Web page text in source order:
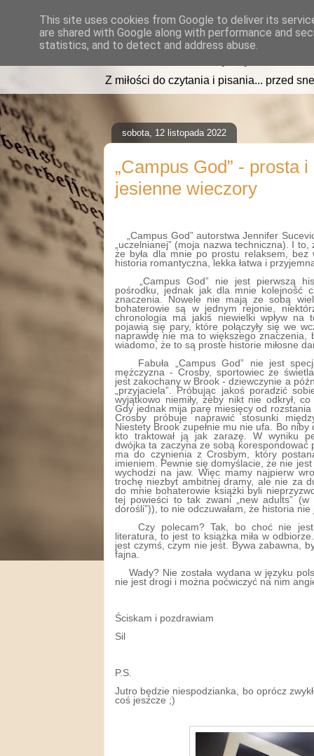
read2sleep.pl
Z miłości do czytania i pisania... przed
sobota, 12 listopada 2022
„Campus God” - prosta
jesienne wieczory
„Campus God” autorstwa Jennifer
„uczelnianej” (moja nazwa techniczna). I
że była dla mnie po prostu relaksem, bez
historia romantyczna, lekka łatwa i
„Campus God” nie jest pierwszą
pośrodku, jednak jak dla mnie kolejność
znaczenia. Nowele nie mają ze sobą
bohaterowie są w jednym rejonie,
chronologia ma jakiś niewielki wpływ na
pojawią się pary, które połączyły się we
naprawdę nie ma to większego znaczenia,
wiadomo, że to są proste historie miłosne
Fabuła „Campus God” nie jest
mężczyzna - Crosby, sportowiec ze
jest zakochany w Brook - dziewczynie a
„przyjaciela”. Próbując jakoś poradzić
wyjątkowo niemiły, żeby nikt nie odkrył,
Gdy jednak mija parę miesięcy od rozstania
Crosby próbuje naprawić stosunki
Niestety Brook zupełnie mu nie ufa. Bo niby
kto traktował ją jak zarazę. W wyniku
dwójka ta zaczyna ze sobą korespondować
ma do czynienia z Crosbym, który
imieniem. Pewnie się domyślacie, że nie
wychodzi na jaw. Więc mamy najpierw
trochę niezbyt ambitnej dramy, ale nie za
do mnie bohaterowie książki byli
tej powieści to tak zwani „new adults” (w
dorośli”)), to nie odczuwałam, że historia
Czy polecam? Tak, bo choć nie
literatura, to jest to książka miła w
jest czymś, czym nie jest. Bywa zabawna,
fajna.
Wady? Nie została wydana w języku
nie jest drogi i można poćwiczyć na nim
Ściskam i pozdrawiam
Sil
P.S.
Jutro będzie niespodzianka, bo oprócz
coś jeszcze ;)
This site uses cookies from Google to deliver its
are shared with Google along with performance and
statistics, and to detect and address abuse.